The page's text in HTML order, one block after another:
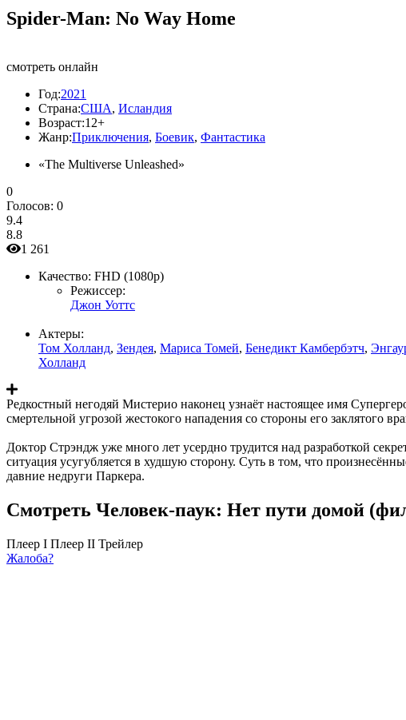
Spider-Man: No Way Home
смотреть онлайн
Год:2021
Страна:США, Исландия
Возраст:12+
Жанр:Приключения, Боевик, Фантастика
«The Multiverse Unleashed»
0
Голосов: 0
9.4
8.8
1 261
Качество: FHD (1080p)
Режиссер:
Джон Уоттс
Актеры:
Том Холланд, Зендея, Мариса Томей, Бенедикт Камбербэтч,
Холланд
Редкостный негодяй Мистерио наконец узнаёт настоящее имя
смертельной угрозой жестокого нападения со стороны его
Доктор Стрэндж уже много лет усердно трудится над разработкой
ситуация усугубляется в худшую сторону. Суть в том, что
давние недруги Паркера.
Смотреть Человек-паук: Нет пути домой
Плеер I Плеер II Трейлер
Жалоба?